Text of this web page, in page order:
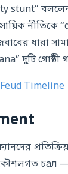
stunt”
নীতিকে
ধারা
দুটি গোষ্ঠী
Timeline
প্রতিক্রিয়া
চал —